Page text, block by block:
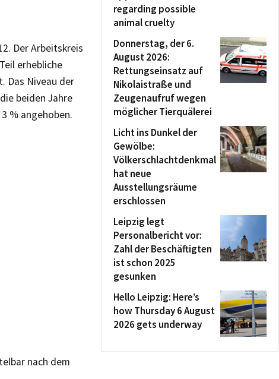
Der Arbeitskreis
erhebliche
Das Niveau der
beiden Jahre
% angehoben.
nach dem
regarding possible
animal cruelty
Donnerstag, der 6.
August 2026:
Rettungseinsatz auf
Nikolaistraße und
Zeugenaufruf wegen
möglicher Tierquälerei
Licht ins Dunkel der
Gewölbe:
Völkerschlachtdenkmal
hat neue
Ausstellungsräume
erschlossen
Leipzig legt
Personalbericht vor:
Zahl der Beschäftigten
ist schon 2025
gesunken
Hello Leipzig: Here’s
how Thursday 6 August
2026 gets underway